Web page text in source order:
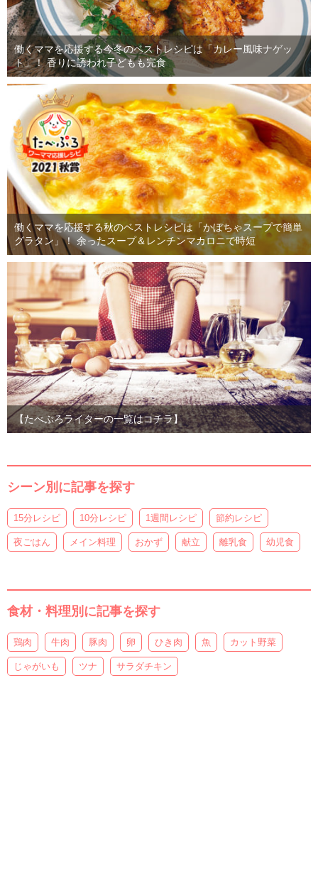
働くママを応援する今冬のベストレシピは「カレー風味ナゲッ
ト」！ 香りに誘われ子どもも完食
働くママを応援する秋のベストレシピは「かぼちゃスープで簡単
グラタン」！ 余ったスープ＆レンチンマカロニで時短
【たべぷろライターの一覧はコチラ】
シーン別に記事を探す
15分レシピ 10分レシピ 1週間レシピ 節約レシピ
夜ごはん メイン料理 おかず 献立 離乳食 幼児食
食材・料理別に記事を探す
鶏肉 牛肉 豚肉 卵 ひき肉 魚 カット野菜
じゃがいも ツナ サラダチキン